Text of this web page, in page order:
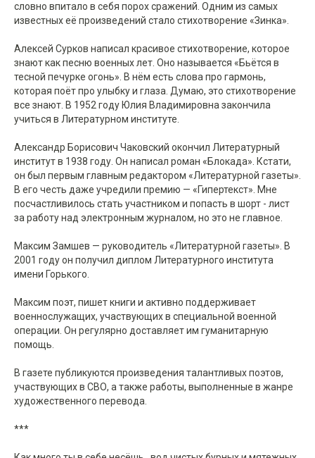
словно впитало в себя порох сражений. Одним из самых
известных её произведений стало стихотворение «Зинка».
Алексей Сурков написал красивое стихотворение, которое
знают как песню военных лет. Оно называется «Бьётся в
тесной печурке огонь». В нём есть слова про гармонь,
которая поёт про улыбку и глаза. Думаю, это стихотворение
все знают. В 1952 году Юлия Владимировна закончила
учиться в Литературном институте.
Александр Борисович Чаковский окончил Литературный
институт в 1938 году. Он написал роман «Блокада». Кстати,
он был первым главным редактором «Литературной газеты».
В его честь даже учредили премию — «Гипертекст». Мне
посчастливилось стать участником и попасть в шорт - лист
за работу над электронным журналом, но это не главное.
Максим Замшев — руководитель «Литературной газеты». В
2001 году он получил диплом Литературного института
имени Горького.
Максим поэт, пишет книги и активно поддерживает
военнослужащих, участвующих в специальной военной
операции. Он регулярно доставляет им гуманитарную
помощь.
В газете публикуются произведения талантливых поэтов,
участвующих в СВО, а также работы, выполненные в жанре
художественного перевода.
***